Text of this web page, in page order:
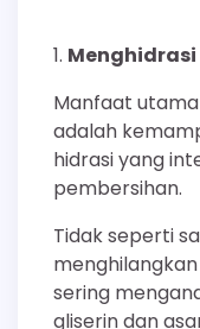
Manfaat
adalah
hidrasi yang
pembersihan.
Tidak seperti
sering
gliserin dan